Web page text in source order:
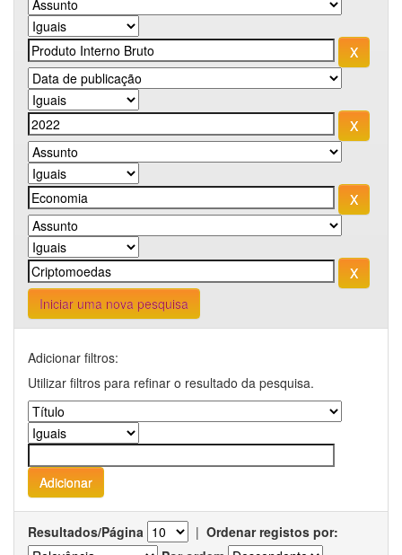
Iniciar uma nova pesquisa
Adicionar filtros:
Utilizar filtros para refinar o resultado da pesquisa.
Resultados/Página | Ordenar registos por: